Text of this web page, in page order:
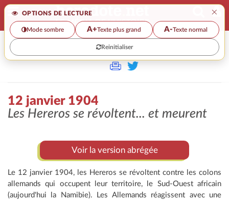
OPTIONS DE LECTURE ×
Mode sombre A+Texte plus grand A-Texte normal
Reinitialiser
>>
12 janvier 1904
Les Hereros se révoltent... et meurent
Voir la version abrégée
Le 12 janvier 1904, les Hereros se révoltent contre les colons
allemands qui occupent leur territoire, le Sud-Ouest africain
(aujourd'hui la Namibie). Les Allemands réagissent avec une